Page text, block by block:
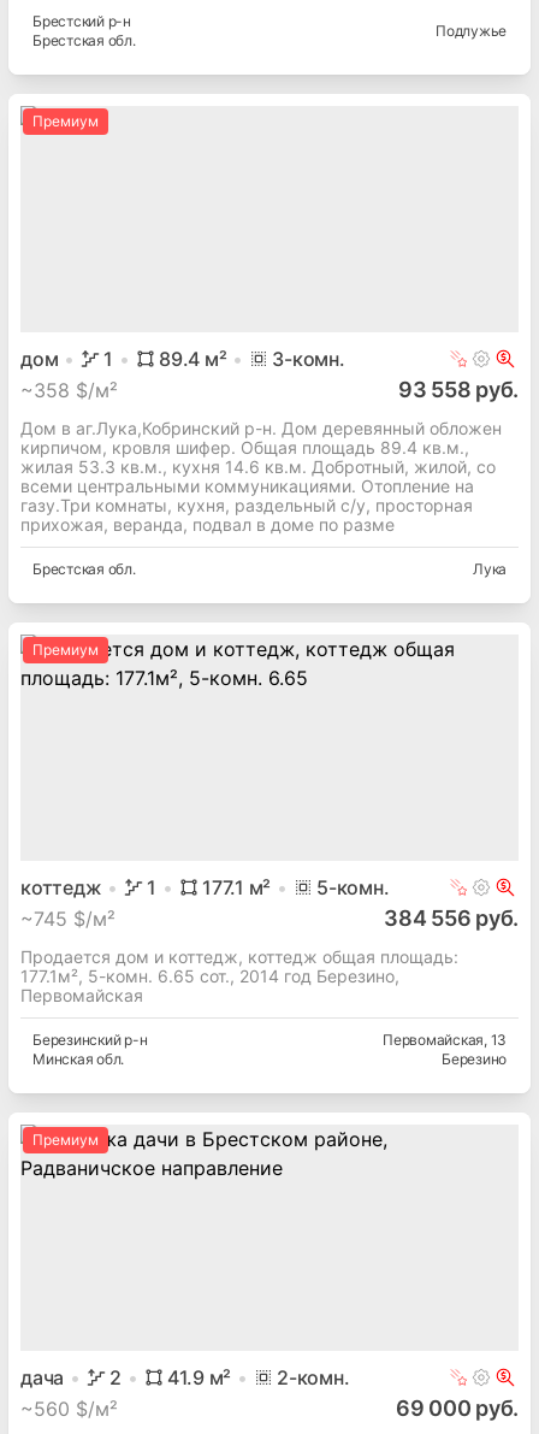
Брестскийр-н
Брестская обл.
Подлужье
Премиум
дом 1 89.4 м² 3-комн.
~358 $/м² 93 558 руб.
Дом в аг.Лука,Кобринский р-н. Дом деревянный обложен
кирпичом, кровля шифер. Общая площадь 89.4 кв.м.,
жилая 53.3 кв.м., кухня 14.6 кв.м. Добротный, жилой, со
всеми центральными коммуникациями. Отопление на
газу.Три комнаты, кухня, раздельный с/у, просторная
прихожая, веранда, подвал в доме по разме
Брестская обл. Лука
Премиум
коттедж 1 177.1 м² 5-комн.
~745 $/м² 384 556 руб.
Продается дом и коттедж, коттедж общая площадь:
177.1м², 5-комн. 6.65 сот., 2014 год Березино,
Первомайская
Березинскийр-н
Минская обл.
Первомайская, 13
Березино
Премиум
дача 2 41.9м² 2-комн.
~560 $/м² 69 000 руб.